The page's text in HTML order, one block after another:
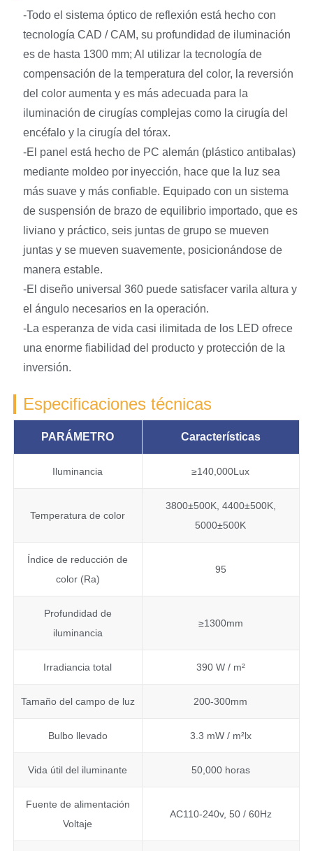
-Todo el sistema óptico de reflexión está hecho con
tecnología CAD / CAM, su profundidad de iluminación
es de hasta 1300 mm; Al utilizar la tecnología de
compensación de la temperatura del color, la reversión
del color aumenta y es más adecuada para la
iluminación de cirugías complejas como la cirugía del
encéfalo y la cirugía del tórax.
-El panel está hecho de PC alemán (plástico antibalas)
mediante moldeo por inyección, hace que la luz sea
más suave y más confiable. Equipado con un sistema
de suspensión de brazo de equilibrio importado, que es
liviano y práctico, seis juntas de grupo se mueven
juntas y se mueven suavemente, posicionándose de
manera estable.
-El diseño universal 360 puede satisfacer varila altura y
el ángulo necesarios en la operación.
-La esperanza de vida casi ilimitada de los LED ofrece
una enorme fiabilidad del producto y protección de la
inversión.
Especificaciones técnicas
PARÁMETRO Características
Iluminancia ≥140,000Lux
Temperatura de color
3800±500K, 4400±500K,
5000±500K
Índice de reducción de
color (Ra)
95
Profundidad de
iluminancia
≥1300mm
Irradiancia total 390 W / m²
Tamaño del campo de luz 200-300mm
Bulbo llevado 3.3 mW / m²lx
Vida útil del iluminante 50,000 horas
Fuente de alimentación
Voltaje
AC110-240v, 50 / 60Hz